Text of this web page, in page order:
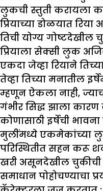
लुकची स्तुती करायला
प्रियाच्या डोळयात
तिची योग्य गोष्टदेखील
प्रियाला सेक्सी लुक
एकदा जेव्हा रियाने
तेव्हा तिच्या मनातील
म्हणून ऐकला नाही,
गंभीर सिद्ध झाला
कोणासाठी इर्षेची
मुलींमध्ये एकमेकांच्या
परिस्थितीत सहन करू
खरी असूनदेखील चुकीची
समाधान पोहोचण्याचा